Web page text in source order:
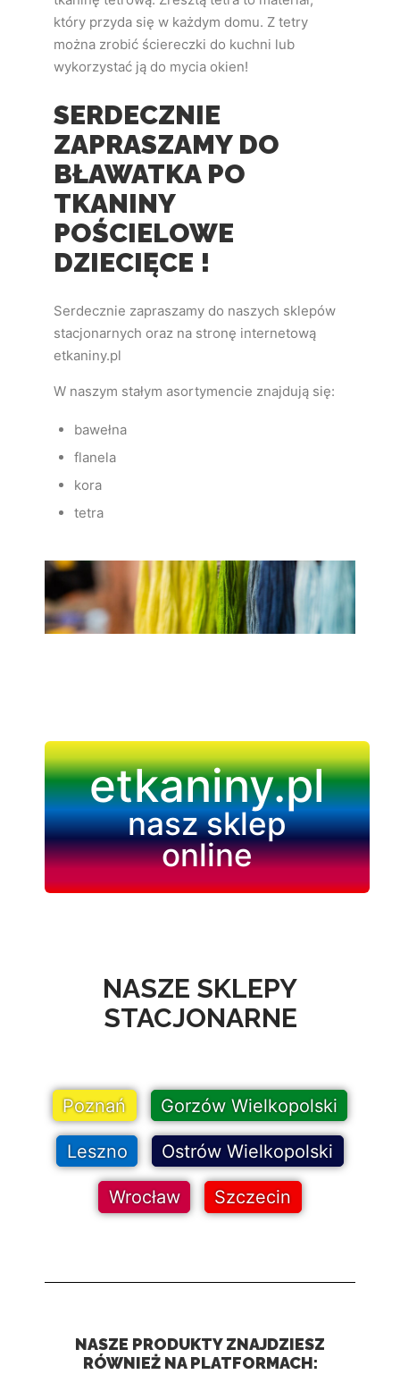
który przyda się w każdym domu. Z tetry
można zrobić ściereczki do kuchni lub
wykorzystać ją do mycia okien!
SERDECZNIE
ZAPRASZAMY DO
BŁAWATKA PO
TKANINY
POŚCIELOWE
DZIECIĘCE !
Serdecznie zapraszamy do naszych sklepów
stacjonarnych oraz na stronę internetową
etkaniny.pl
W naszym stałym asortymencie znajdują się:
bawełna
flanela
kora
tetra
etkaniny.pl
nasz sklep
online
NASZE SKLEPY
STACJONARNE
Poznań Gorzów Wielkopolski
Leszno Ostrów Wielkopolski
Wrocław Szczecin
NASZE PRODUKTY ZNAJDZIESZ
RÓWNIEŻ NA PLATFORMACH: